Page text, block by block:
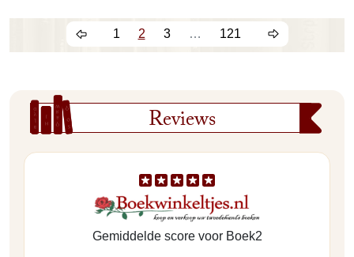
Reviews
Gemiddelde score voor Boek2
1 2 3 … 121